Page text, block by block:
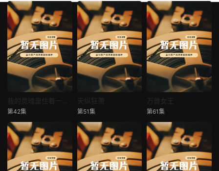
我的灵魂里住着一条龙
第42集
天纵狂萧
天纵狂萧
第51集
万兽女王
万兽女王
第61集